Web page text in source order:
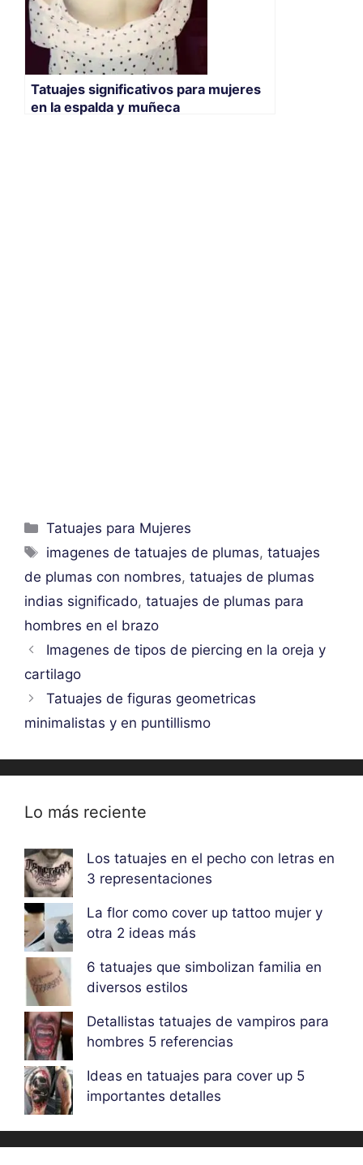
Tatuajes significativos para mujeres
en la espalda y muñeca
Categorías
Tatuajes para Mujeres
Etiquetas
imagenes de tatuajes de plumas,tatuajes
de plumas con nombres, tatuajes de plumas
indias significado, tatuajes de plumas para
hombres en el brazo
Imagenes de tipos de piercing en la oreja y
cartilago
Tatuajes de figuras geometricas
minimalistas y en puntillismo
Lo más reciente
Los tatuajes en el pecho con letras en
3 representaciones
La flor como cover up tattoo mujer y
otra 2 ideas más
6 tatuajes que simbolizan familia en
diversos estilos
Detallistas tatuajes de vampiros para
hombres 5 referencias
Ideas en tatuajes para cover up 5
importantes detalles